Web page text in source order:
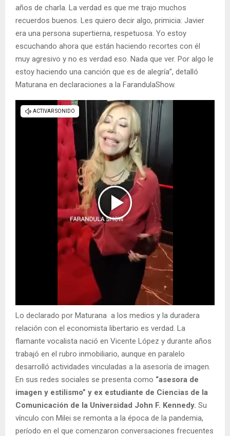
años de charla. La verdad es que me trajo muchos
recuerdos buenos. Les quiero decir algo, primicia: Javier
era una persona supertierna, respetuosa. Yo estoy
escuchando ahora que están haciendo recortes con él
muy agresivo y no es verdad eso. Nada que ver. Por algo le
estoy haciendo una canción que es de alegría”, detalló
Maturana en declaraciones a la FarandulaShow.
Lo declarado por Maturana a los medios y la duradera
relación con el economista libertario es verdad. La
flamante vocalista nació en Vicente López y durante años
trabajó en el rubro inmobiliario, aunque en paralelo
desarrolló actividades vinculadas a la asesoría de imagen.
En sus redes sociales se presenta como “asesora de
imagen y estilismo” y ex estudiante de Ciencias de la
Comunicación de la Universidad John F. Kennedy. Su
vínculo con Milei se remonta a la época de la pandemia,
período en el que comenzaron conversaciones frecuentes